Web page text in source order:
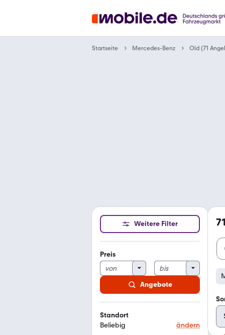
Startseite Mercedes-Benz Old (71
Weitere Filter
Preis
Angebote
Standort
Beliebig
ändern